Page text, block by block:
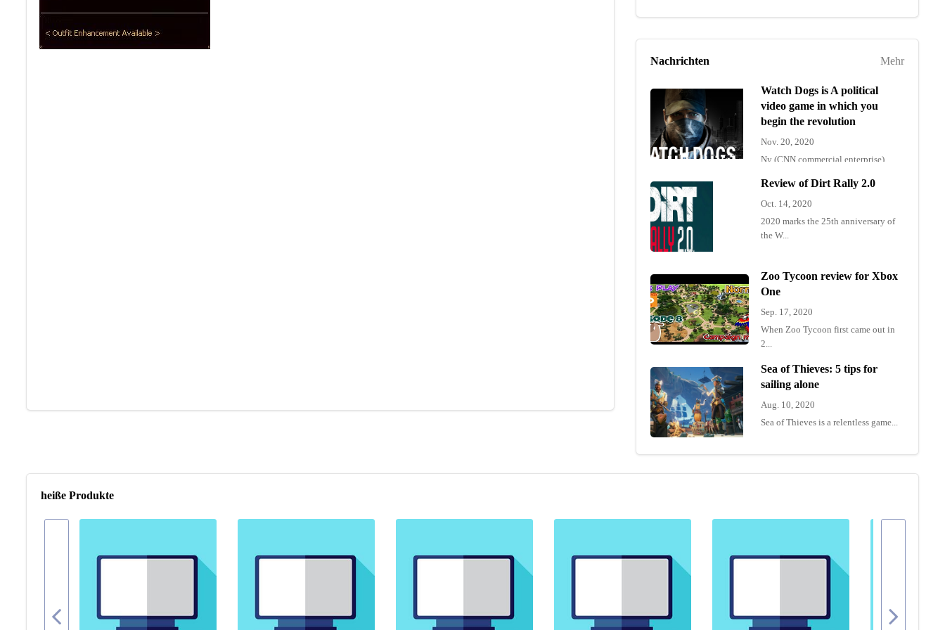
Mehr
Nachrichten
Watch Dogs is A political
video game in which you
begin the revolution
Nov. 20, 2020
Ny (CNN commercial enterprise)
Review of Dirt Rally 2.0
Oct. 14, 2020
2020 marks the 25th anniversary of
the W...
Zoo Tycoon review for Xbox
One
Sep. 17, 2020
When Zoo Tycoon first came out in
2...
Sea of Thieves: 5 tips for
sailing alone
Aug. 10, 2020
Sea of Thieves is a relentless game...
heiße Produkte